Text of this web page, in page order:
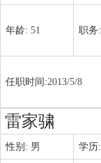
年龄: 51 职务:
任职时间:2013/5/8
雷家骕
性别: 男 学历: